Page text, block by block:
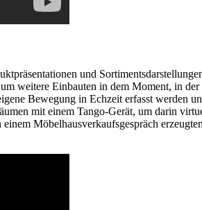
und
weitere Einbauten in dem Moment, in
Bewegung in Echzeit erfasst werden
mit einem Tango-Gerät, um darin
Möbelhausverkaufsgespräch